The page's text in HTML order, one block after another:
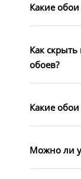
Какие
Как
обоев?
Какие
Можно ли у